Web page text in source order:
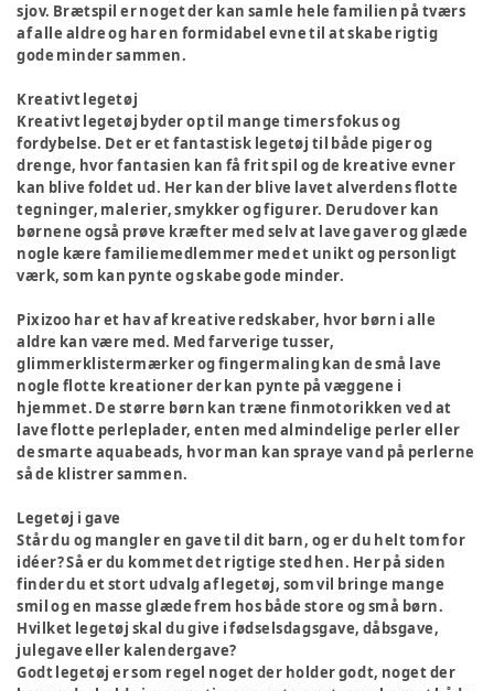
sjov. Brætspil er noget der kan samle hele familien på tværs
af alle aldre og har en formidabel evne til at skabe rigtig
gode minder sammen.
Kreativt legetøj
Kreativt legetøj byder op til mange timers fokus og
fordybelse. Det er et fantastisk legetøj til både piger og
drenge, hvor fantasien kan få frit spil og de kreative evner
kan blive foldet ud. Her kan der blive lavet alverdens flotte
tegninger, malerier, smykker og figurer. Derudover kan
børnene også prøve kræfter med selv at lave gaver og glæde
nogle kære familiemedlemmer med et unikt og personligt
værk, som kan pynte og skabe gode minder.
Pixizoo har et hav af kreative redskaber, hvor børn i alle
aldre kan være med. Med farverige tusser,
glimmerklistermærker og fingermaling kan de små lave
nogle flotte kreationer der kan pynte på væggene i
hjemmet. De større børn kan træne finmotorikken ved at
lave flotte perleplader, enten med almindelige perler eller
de smarte aquabeads, hvor man kan spraye vand på perlerne
så de klistrer sammen.
Legetøj i gave
Står du og mangler en gave til dit barn, og er du helt tom for
idéer? Så er du kommet det rigtige sted hen. Her på siden
finder du et stort udvalg af legetøj, som vil bringe mange
smil og en masse glæde frem hos både store og små børn.
Hvilket legetøj skal du give i fødselsdagsgave, dåbsgave,
julegave eller kalendergave?
Godt legetøj er som regel noget der holder godt, noget der